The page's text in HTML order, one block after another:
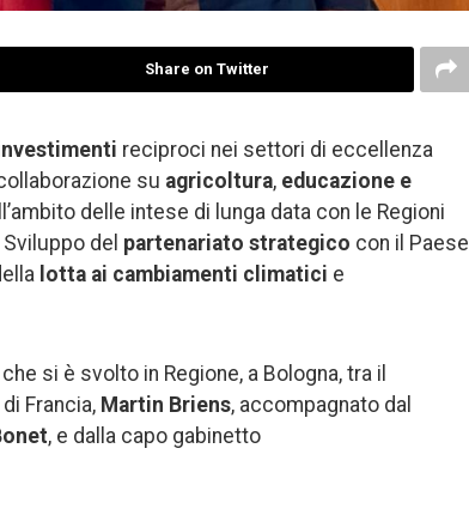
Share on Twitter
reciproci nei settori di eccellenza
su agricoltura, educazione e
delle intese di lunga data con le Regioni
Sviluppo del partenariato strategico con il Paese
lotta ai cambiamenti climatici e
si è svolto in Regione, a Bologna, tra il
Francia, Martin Briens, accompagnato dal
, e dalla capo gabinetto